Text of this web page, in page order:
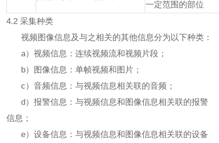
一定范围的部位
4.2 采集种类
视频图像信息及与之相关的其他信息分为以下种类：
a）视频信息：连续视频流和视频片段；
b）图像信息：单帧视频和图片；
c）音频信息：与视频信息相关联的音频；
d）报警信息：与视频信息和图像信息相关联的报警
信息；
e）设备信息：与视频信息和图像信息相关联的设备